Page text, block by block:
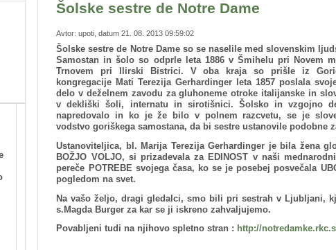
Šolske sestre de Notre Dame
Avtor: upoti, datum 21. 08. 2013 09:59:02
Šolske sestre de Notre Dame so se naselile med slovenskim
Samostan in šolo so odprle leta 1886 v Šmihelu pri Novem
Trnovem pri Ilirski Bistrici. V oba kraja so prišle iz
kongregacije Mati Terezija Gerhardinger leta 1857 poslala
delo v deželnem zavodu za gluhoneme otroke italijanske in
v dekliški šoli, internatu in sirotišnici. Šolsko in vzgojno
napredovalo in ko je že bilo v polnem razcvetu, se je
vodstvo goriškega samostana, da bi sestre ustanovile podobne
Ustanoviteljica, bl. Marija Terezija Gerhardinger je bila žena
BOŽJO VOLJO, si prizadevala za EDINOST v naši
pereče POTREBE svojega časa, ko se je posebej posvečala
pogledom na svet.
Na vašo željo, dragi gledalci, smo bili pri sestrah v Ljubljani,
s.Magda Burger za kar se ji iskreno zahvaljujemo.
Povabljeni tudi na njihovo spletno stran : http://